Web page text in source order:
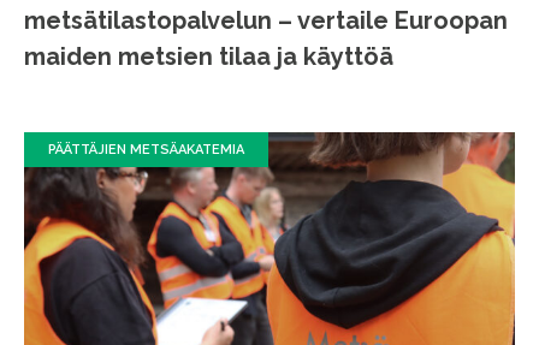
metsätilastopalvelun – vertaile Euroopan
maiden metsien tilaa ja käyttöä
PÄÄTTÄJIEN METSÄAKATEMIA